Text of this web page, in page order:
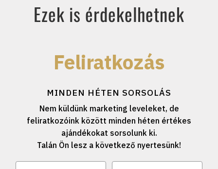
Ezek is érdekelhetnek
Feliratkozás
MINDEN HÉTEN SORSOLÁS
Nem küldünk marketing leveleket, de
feliratkozóink között minden héten értékes
ajándékokat sorsolunk ki.
Talán Ön lesz a következő nyertesünk!